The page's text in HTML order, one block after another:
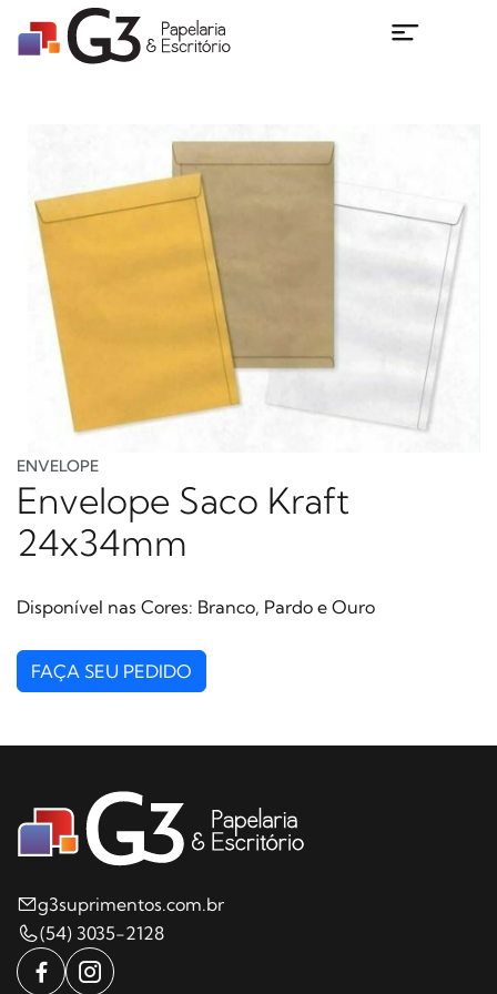
ENVELOPE
Envelope Saco Kraft
24x34mm
Disponível nas Cores: Branco, Pardo e Ouro
FAÇA SEU PEDIDO
g3suprimentos.com.br
(54) 3035-2128